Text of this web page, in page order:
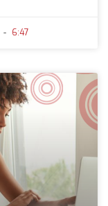
6:47